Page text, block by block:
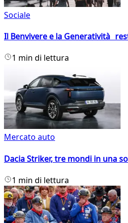
Sociale
Il Benvivere e la Generatività
1 min di lettura
Mercato auto
Dacia Striker, tre mondi in una
1 min di lettura